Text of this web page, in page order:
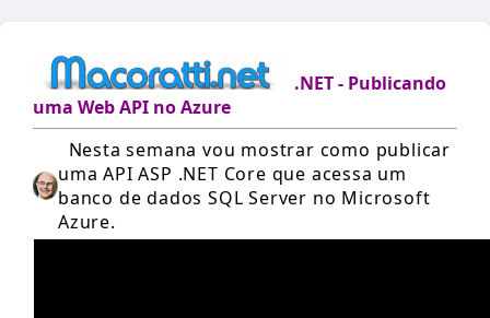
.NET - Publicando
uma Web API no Azure
Nesta semana vou mostrar como publicar
uma API ASP .NET Core que acessa um
banco de dados SQL Server no Microsoft
Azure.